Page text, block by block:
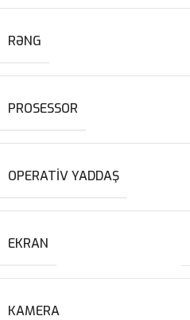
RƏNG
PROSESSOR
OPERATIV YADDAŞ
EKRAN
KAMERA